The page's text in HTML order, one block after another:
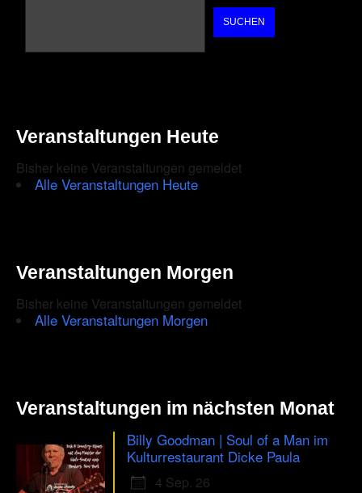
SUCHEN
Veranstaltungen Heute
Bisher keine Veranstaltungen gemeldet
Alle Veranstaltungen Heute
Veranstaltungen Morgen
Bisher keine Veranstaltungen gemeldet
Alle Veranstaltungen Morgen
Veranstaltungen im nächsten Monat
Billy Goodman | Soul of a Man im
Kulturrestaurant Dicke Paula
4 Sep. 26